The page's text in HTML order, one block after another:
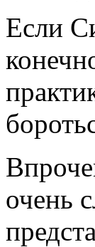
Если
очень